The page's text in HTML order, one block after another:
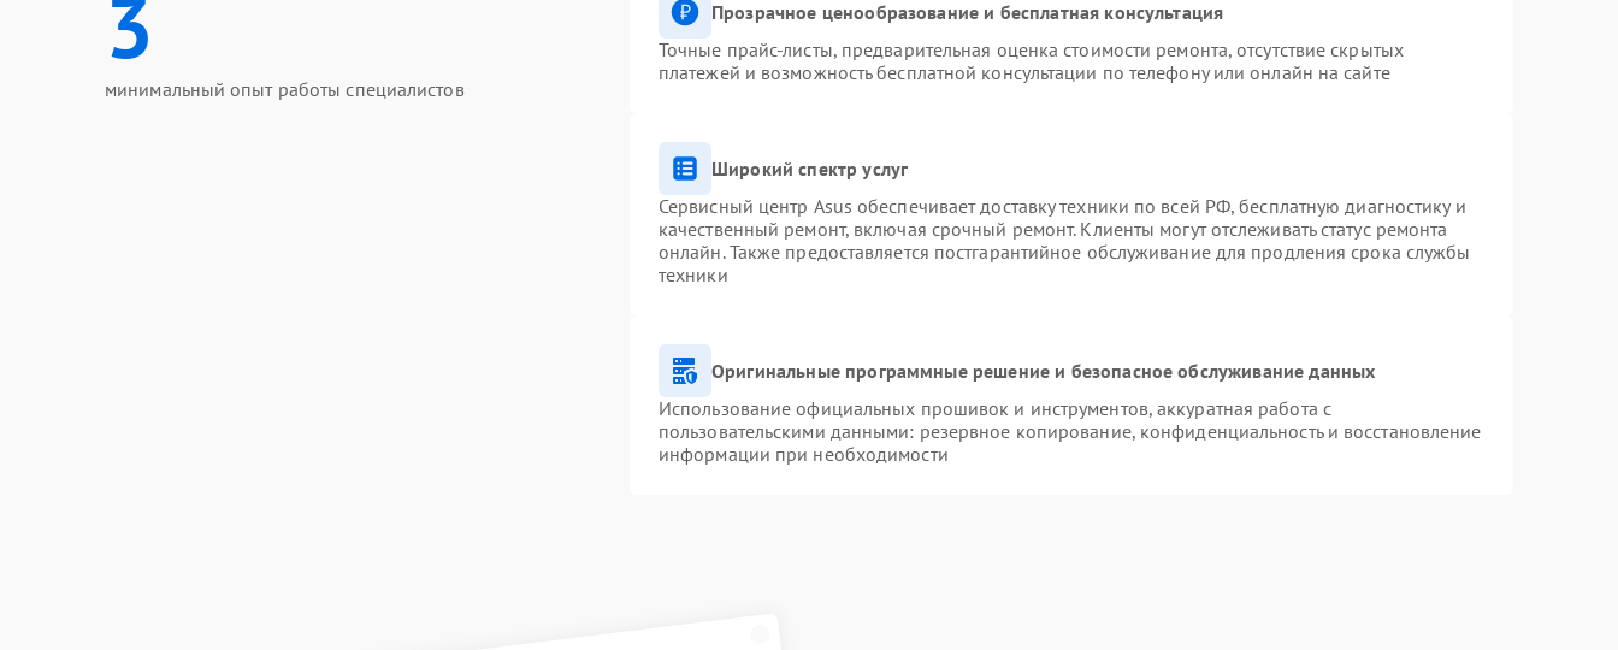
3
минимальный опыт работы специалистов
Прозрачное ценообразование и бесплатная консультация
Точные прайс-листы, предварительная оценка стоимости ремонта, отсутствие скрытых
платежей и возможность бесплатной консультации по телефону или онлайн на сайте
Широкий спектр услуг
Сервисный центр Asus обеспечивает доставку техники по всей РФ, бесплатную диагностику и
качественный ремонт, включая срочный ремонт. Клиенты могут отслеживать статус ремонта
онлайн. Также предоставляется постгарантийное обслуживание для продления срока службы
техники
Оригинальные программные решение и безопасное обслуживание данных
Использование официальных прошивок и инструментов, аккуратная работа с
пользовательскими данными: резервное копирование, конфиденциальность и восстановление
информации при необходимости